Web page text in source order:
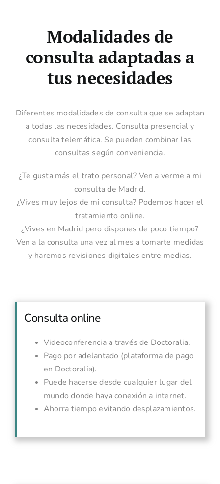
Modalidades de
consulta adaptadas a
tus necesidades
Diferentes modalidades de consulta que se adaptan
a todas las necesidades. Consulta presencial y
consulta telemática. Se pueden combinar las
consultas según conveniencia.
¿Te gusta más el trato personal? Ven a verme a mi
consulta de Madrid.
¿Vives muy lejos de mi consulta? Podemos hacer el
tratamiento online.
¿Vives en Madrid pero dispones de poco tiempo?
Ven a la consulta una vez al mes a tomarte medidas
y haremos revisiones digitales entre medias.
Consulta online
Videoconferencia a través de Doctoralia.
Pago por adelantado (plataforma de pago
en Doctoralia).
Puede hacerse desde cualquier lugar del
mundo donde haya conexión a internet.
Ahorra tiempo evitando desplazamientos.